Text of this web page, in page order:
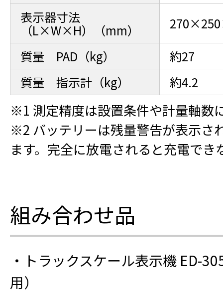
表示器寸法
（L×W×H）（mm）
質量 PAD（kg）
約27
質量 指示計（kg）
約4.2
※1 測定精度は設置条件や計量軸数
※2 バッテリーは残量警告が表示さ
ます。完全に放電されると充電でき
組み合わせ品
・トラックスケール表示機 ED-
用）